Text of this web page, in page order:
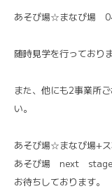
あそび場☆まなび場
随時見学を行っており
また、他にも2事業所
い。
あそび場☆まなび場
あそび場 next
お待ちしております。